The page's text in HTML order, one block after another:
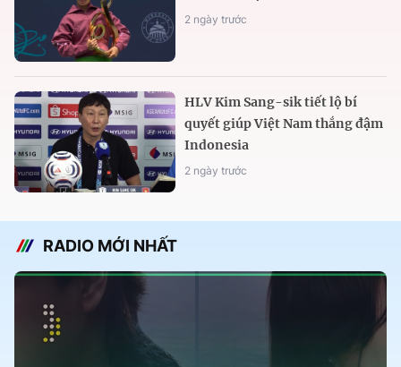
2 ngày trước
HLV Kim Sang-sik tiết lộ bí
quyết giúp Việt Nam thắng đậm
Indonesia
2 ngày trước
RADIO MỚI NHẤT